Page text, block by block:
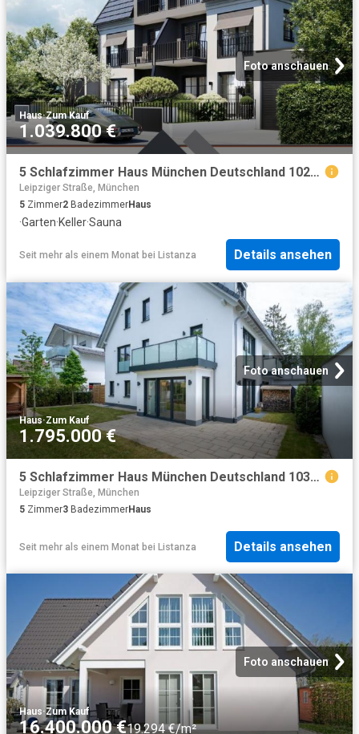
Foto anschauen
Haus·Zum Kauf
1.039.800 €
5 Schlafzimmer Haus München Deutschland 102579993
Leipziger Straße, München
5 Zimmer2 BadezimmerHaus
·Garten·Keller·Sauna
Seit mehr als einem Monat bei Listanza Details ansehen
Foto anschauen
Haus·Zum Kauf
1.795.000 €
5 Schlafzimmer Haus München Deutschland 103092461
Leipziger Straße, München
5 Zimmer3 BadezimmerHaus
Seit mehr als einem Monat bei Listanza Details ansehen
Foto anschauen
Haus·Zum Kauf
16.400.000 €19.294 €/m²